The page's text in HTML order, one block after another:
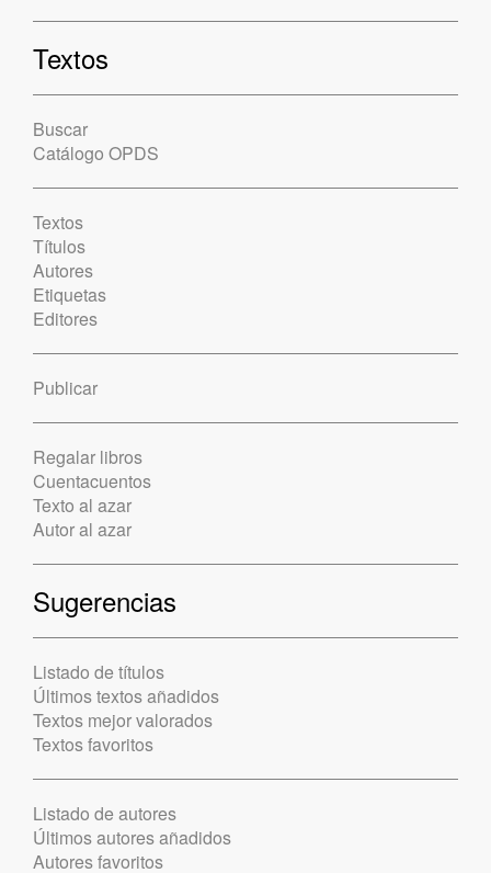
Textos
Buscar
Catálogo OPDS
Textos
Títulos
Autores
Etiquetas
Editores
Publicar
Regalar libros
Cuentacuentos
Texto al azar
Autor al azar
Sugerencias
Listado de títulos
Últimos textos añadidos
Textos mejor valorados
Textos favoritos
Listado de autores
Últimos autores añadidos
Autores favoritos